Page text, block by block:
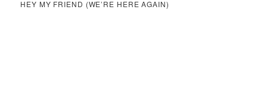
HEY MY FRIEND (WE’RE HERE AGAIN)